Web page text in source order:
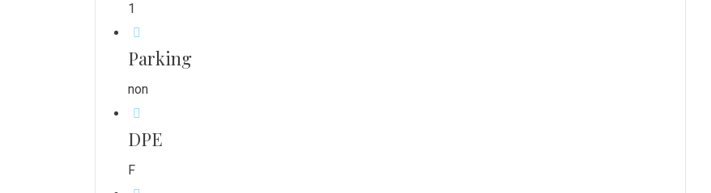
1
Parking
non
DPE
F